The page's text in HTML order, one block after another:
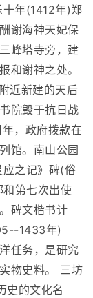
年(1412年)郑
谢海神天妃保
峰塔寺旁，建
和谢神之处。
近新建的天后
院毁于抗日战
，政府拨款在
馆。南山公园
之记》碑(俗
第七次出使
碑文楷书计
1433年)
任务，是研究
物史料。 三坊
史的文化名